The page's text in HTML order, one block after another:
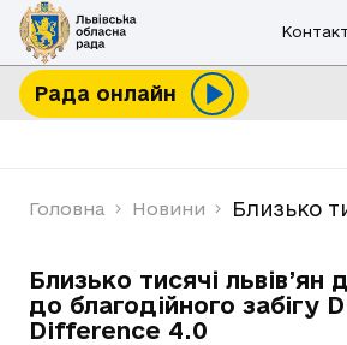
Рада онлайн
Головна Новини Близько
Близько тисячі львів’ян
до благодійного забігу
Difference 4.0